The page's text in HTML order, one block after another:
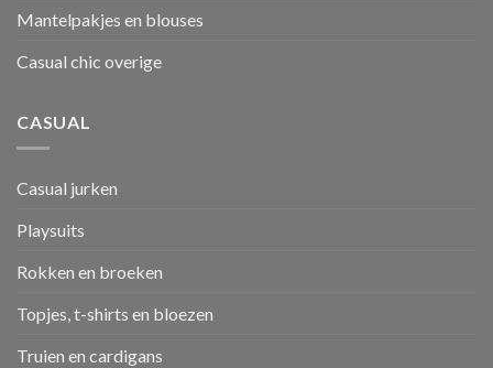
Mantelpakjes en blouses
Casual chic overige
CASUAL
Casual jurken
Playsuits
Rokken en broeken
Topjes, t-shirts en bloezen
Truien en cardigans